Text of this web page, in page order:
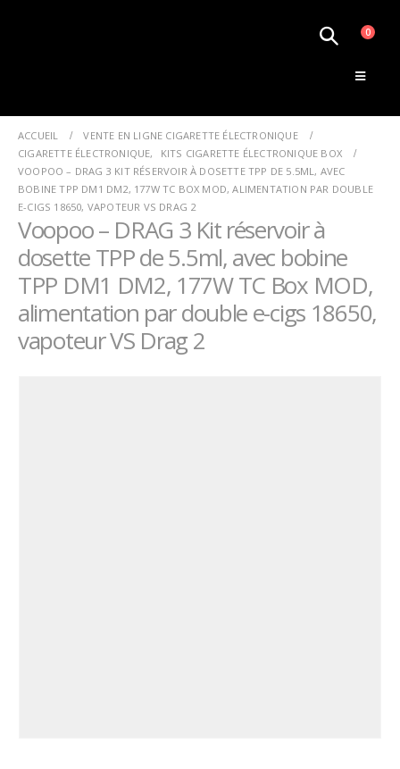
0
ACCUEIL
VENTE EN LIGNE CIGARETTE ÉLECTRONIQUE
CIGARETTE ÉLECTRONIQUE,
KITS CIGARETTE ÉLECTRONIQUE BOX
VOOPOO – DRAG 3 KIT RÉSERVOIR À DOSETTE TPP DE 5.5ML, AVEC
BOBINE TPP DM1 DM2, 177W TC BOX MOD, ALIMENTATION PAR DOUBLE
E-CIGS 18650, VAPOTEUR VS DRAG 2
Voopoo – DRAG 3 Kit réservoir à
dosette TPP de 5.5ml, avec bobine
TPP DM1 DM2, 177W TC Box MOD,
alimentation par double e-cigs 18650,
vapoteur VS Drag 2